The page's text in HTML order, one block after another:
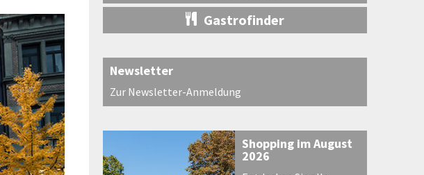
Gastrofinder
Newsletter
Zur Newsletter-Anmeldung
Shopping im August
2026